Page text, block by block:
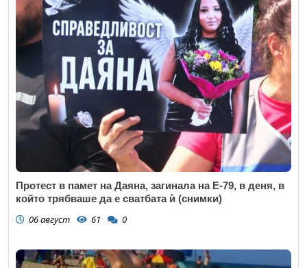
Протест в памет на Даяна, загинала на Е-79, в деня, в
който трябваше да е сватбата ѝ (снимки)
06 август 61 0